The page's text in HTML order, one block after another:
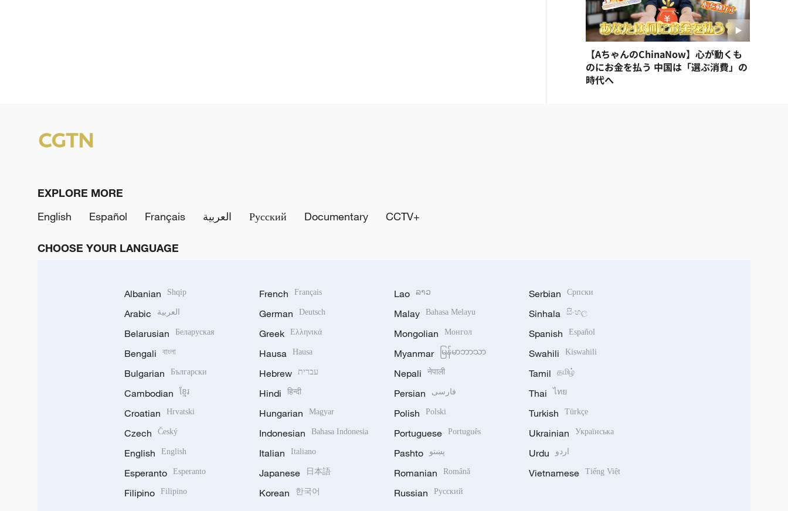
【AちゃんのChinaNow】心が動くも
のにお金を払う 中国は「選ぶ消費」の
時代へ
EXPLORE MORE
English
Español Français العربية Русский Documentary CCTV+
CHOOSE YOUR LANGUAGE
Albanian Shqip
Arabic العربية
Belarusian Беларуская
Bengali বাংলা
Bulgarian Български
Cambodian ខ្មែរ
Croatian Hrvatski
Czech Český
English English
Esperanto Esperanto
Filipino Filipino
French Français
German Deutsch
Greek Ελληνικά
Hausa Hausa
Hebrew עברית
Hindi हिन्दी
Hungarian Magyar
Indonesian Bahasa Indonesia
Italian Italiano
Japanese 日本語
Korean 한국어
Lao ລາວ
Malay Bahasa Melayu
Mongolian Монгол
Myanmar မြန်မာဘာသာ
Nepali नेपाली
Persian فارسی
Polish Polski
Portuguese Português
Pashto پښتو
Romanian Română
Russian Русский
Serbian Српски
Sinhala සිංහල
Spanish Español
Swahili Kiswahili
Tamil தமிழ்
Thai ไทย
Turkish Türkçe
Ukrainian Українська
Urdu اردو
Vietnamese Tiếng Việt